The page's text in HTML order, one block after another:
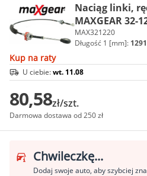
Naciąg linki,
MAXGEAR 32-
MAX321220
Długość 1 [mm]: 1291
Kup na raty
U ciebie:wt. 11.08
80,58zł/szt.
Darmowa dostawa od 250 zł
Chwileczkę...
Dodaj swoje auto, aby szybciej